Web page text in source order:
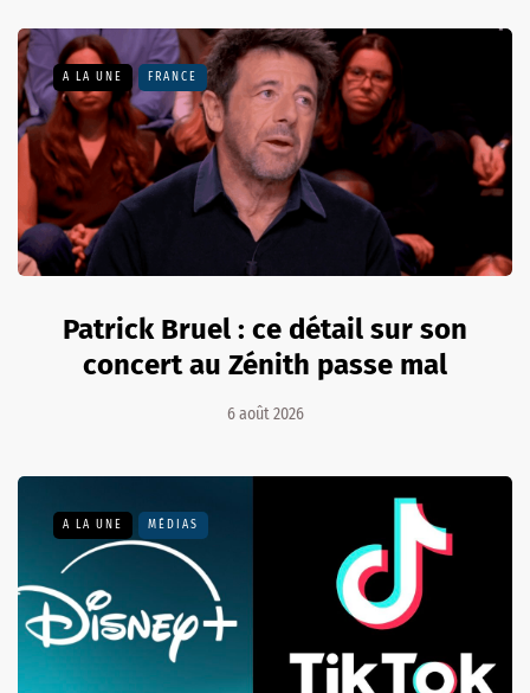
A LA UNE FRANCE
Patrick Bruel : ce détail sur son
concert au Zénith passe mal
6 août 2026
A LA UNE MÉDIAS